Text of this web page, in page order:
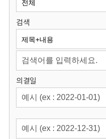
원
회
검색
의결일